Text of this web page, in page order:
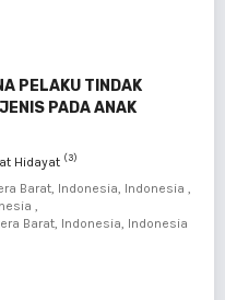
PELAKU TINDAK
PADA ANAK
Hidayat (3)
Barat, Indonesia, Indonesia ,
,
Barat, Indonesia, Indonesia